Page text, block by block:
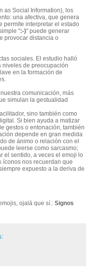
as Social Information), los
una afectiva, que genera
permite interpretar el estado
":-)" puede generar
provocar distancia o
sociales. El estudio halló
niveles de preocupación
en la formación de
comunicación, más
simulan la gestualidad
sino también como
Si bien ayuda a matizar
gestos o entonación, también
depende en gran medida
de ánimo o relación con el
leerse como sarcasmo;
el sentido, a veces el emoji lo
íconos nos recuerdan que
expuesto a la deriva de
ojalá que sí. : Signos